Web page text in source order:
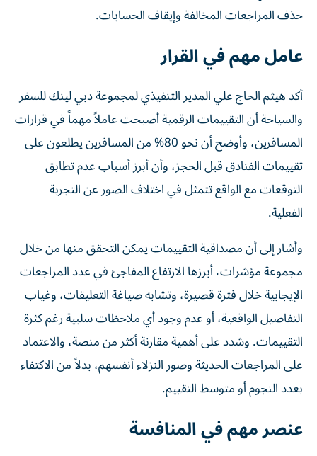
حذف المراجعات المخالفة وإيقاف الحسابات.
عامل مهم في القرار
أكد هيثم الحاج علي المدير التنفيذي لمجموعة دبي لينك للسفر
والسياحة أن التقييمات الرقمية أصبحت عاملاً مهماً في قرارات
المسافرين، وأوضح أن نحو 80% من المسافرين يطلعون على
تقييمات الفنادق قبل الحجز، وأن أبرز أسباب عدم تطابق
التوقعات مع الواقع تتمثل في اختلاف الصور عن التجربة
الفعلية.
وأشار إلى أن مصداقية التقييمات يمكن التحقق منها من خلال
مجموعة مؤشرات، أبرزها الارتفاع المفاجئ في عدد المراجعات
الإيجابية خلال فترة قصيرة، وتشابه صياغة التعليقات، وغياب
التفاصيل الواقعية، أو عدم وجود أي ملاحظات سلبية رغم كثرة
التقييمات. وشدد على أهمية مقارنة أكثر من منصة، والاعتماد
على المراجعات الحديثة وصور النزلاء أنفسهم، بدلاً من الاكتفاء
بعدد النجوم أو متوسط التقييم.
عنصر مهم في المنافسة